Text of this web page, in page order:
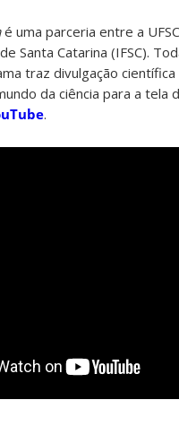
é uma parceria entre a
Santa Catarina (IFSC).
traz divulgação científica
da ciência para a tela
.